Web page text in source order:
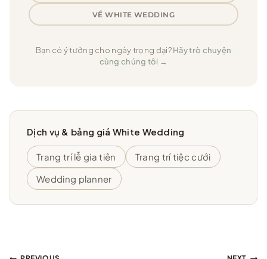
VỀ WHITE WEDDING
Bạn có ý tưởng cho ngày trọng đại?Hãy trò chuyện
cùng chúng tôi →
Dịch vụ & bảng giá White Wedding
Trang trí lễ gia tiên
Trang trí tiệc cưới
Wedding planner